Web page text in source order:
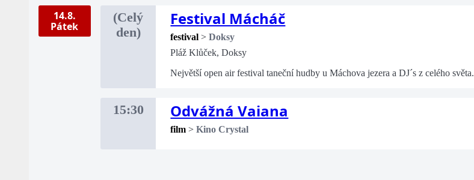
14.8.
Pátek
(Celý
den)
Festival Mácháč
festival >Doksy
Pláž Klůček, Doksy
Největší open air festival taneční hudby u Máchova jezera a DJ´s z celého světa.
15:30 Odvážná Vaiana
film >Kino Crystal